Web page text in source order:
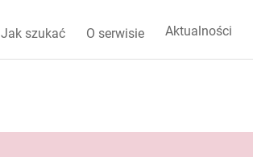
Jak szukać O serwisie Aktualności